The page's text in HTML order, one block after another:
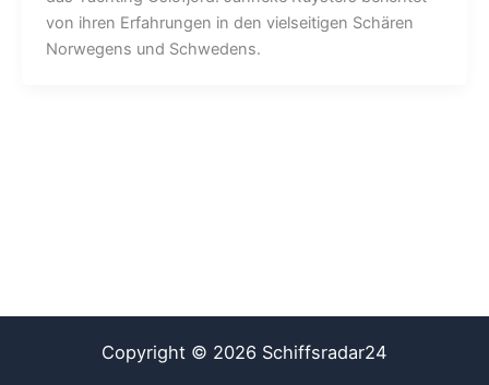
von ihren Erfahrungen in den vielseitigen Schären
Norwegens und Schwedens.
Copyright © 2026 Schiffsradar24